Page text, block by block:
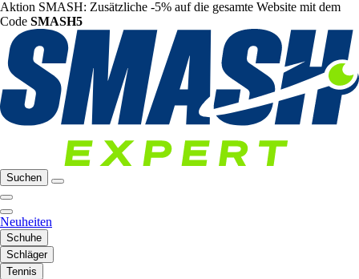
Aktion SMASH: Zusätzliche -5% auf die gesamte Website mit dem
Code SMASH5
Suchen
Neuheiten
Schuhe
Schläger
Tennis